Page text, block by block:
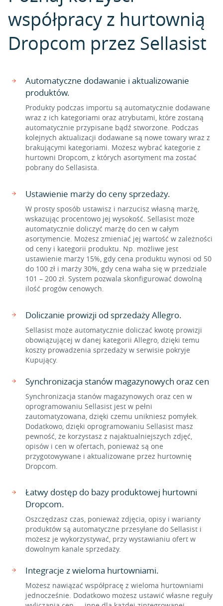
współpracy z hurtownią
Dropcom przez Sellasist
Automatyczne dodawanie i aktualizowanie
produktów.
Produkty podczas importu są automatycznie dodawane
wraz z ich kategoriami oraz atrybutami, które zostaną
automatycznie przypisane bądź stworzone. Podczas
kolejnych aktualizacji dodawane są nowe towary wraz z
brakującymi kategoriami. Możesz wybrać kategorie z
hurtowni Dropcom, z których asortyment ma zostać
pobrany do Sellasista.
Ustawienie marży do ceny sprzedaży.
W prosty sposób ustawisz i narzucisz własną marżę,
wskazując procentowo jej wysokość. Sellasist może
automatycznie doliczyć marżę do cen w całym
asortymencie. Możesz zmieniać jej wartość w zależności
od ceny i kategorii produktu. Np. możliwe jest
ustawienie marży 15%, gdy cena produktu wynosi od 50
do 100 zł i marży 30%, gdy cena waha się w przedziale
101 – 200 zł. System pozwala skonfigurować dowolną
ilość progów cenowych.
Doliczanie prowizji od sprzedaży Allegro.
Sellasist może automatycznie doliczać kwotę prowizji
obowiązującej w danej kategorii Allegro, dzięki temu
koszty prowadzenia sprzedaży w serwisie pokryje
Kupujący.
Synchronizacja stanów magazynowych oraz cen
Synchronizacja stanów magazynowych oraz cen w
oprogramowaniu Sellasist jest w pełni
zautomatyzowana, dzięki czemu unikniesz pomyłek.
Dodatkowo, dzięki oprogramowaniu Sellasist masz
pewność, że korzystasz z najaktualniejszych zdjęć,
opisów i cen w ofertach, ponieważ są one
przygotowywane i aktualizowane przez hurtownię
Dropcom.
Łatwy dostęp do bazy produktowej hurtowni
Dropcom.
Oszczędzasz czas, ponieważ zdjęcia, opisy i warianty
produktów są automatyczne przesyłane do Sellasist i
możesz je wykorzystywać, przy wystawianiu ofert w
dowolnym kanale sprzedaży.
Integracje z wieloma hurtowniami.
Możesz nawiązać współpracę z wieloma hurtowniami
jednocześnie. Dodatkowo możesz ustawić własne reguły